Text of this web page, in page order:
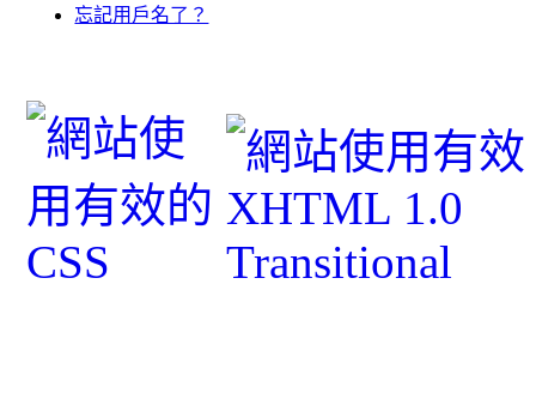
忘記用戶名了？